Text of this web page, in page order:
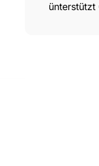
ünterstützt